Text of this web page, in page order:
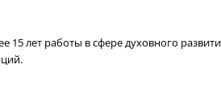
лет работы в сфере духовного